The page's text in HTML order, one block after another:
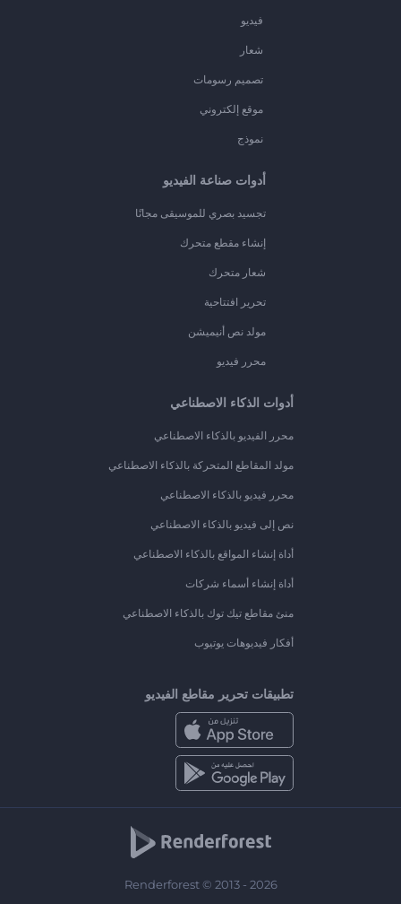
فيديو
شعار
تصميم رسومات
موقع إلكتروني
نموذج
أدوات صناعة الفيديو
تجسيد بصري للموسيقى مجانًا
إنشاء مقطع متحرك
شعار متحرك
تحرير افتتاحية
مولد نص أنيميشن
محرر فيديو
أدوات الذكاء الاصطناعي
محرر الفيديو بالذكاء الاصطناعي
مولد المقاطع المتحركة بالذكاء الاصطناعي
محرر فيديو بالذكاء الاصطناعي
نص إلى فيديو بالذكاء الاصطناعي
أداة إنشاء المواقع بالذكاء الاصطناعي
أداة إنشاء أسماء شركات
منئ مقاطع تيك توك بالذكاء الاصطناعي
أفكار فيديوهات يوتيوب
تطبيقات تحرير مقاطع الفيديو
Renderforest © 2013 - 2026